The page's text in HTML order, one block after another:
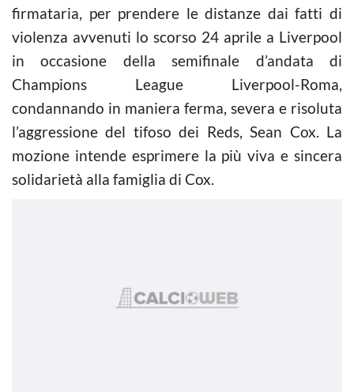
firmataria, per prendere le distanze dai fatti di
violenza avvenuti lo scorso 24 aprile a Liverpool
in occasione della semifinale d’andata di
Champions League Liverpool-Roma,
condannando in maniera ferma, severa e risoluta
l’aggressione del tifoso dei Reds, Sean Cox. La
mozione intende esprimere la più viva e sincera
solidarietà alla famiglia di Cox.